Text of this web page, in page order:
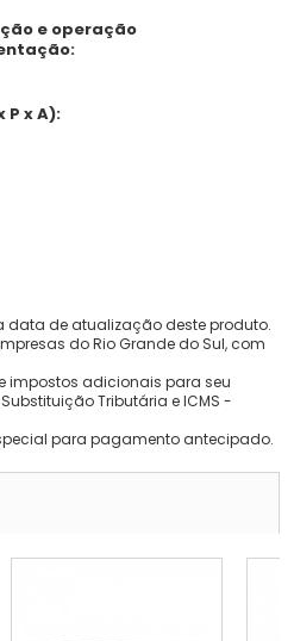
e operação
P x A):
de atualização deste produto.
do Rio Grande do Sul, com
impostos adicionais para seu
Tributária e ICMS -
para pagamento antecipado.